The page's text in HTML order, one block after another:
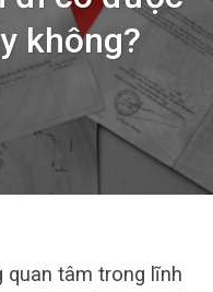
không?
quan tâm trong lĩnh